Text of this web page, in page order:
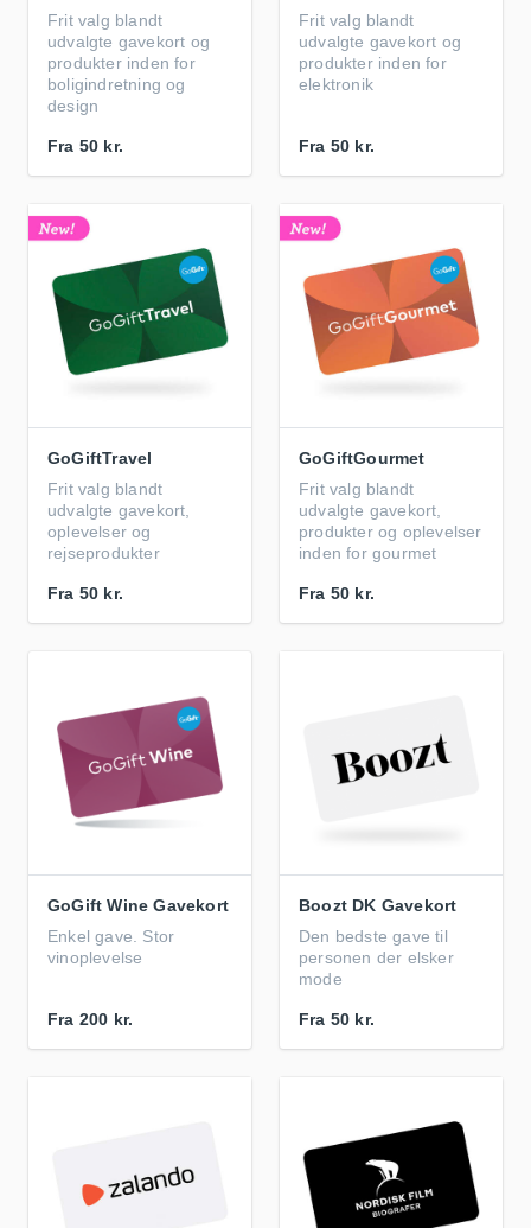
Frit valg blandt
udvalgte gavekort og
produkter inden for
boligindretning og
design
Fra 50 kr.
Frit valg blandt
udvalgte gavekort og
produkter inden for
elektronik
Fra 50 kr.
GoGiftTravel
Frit valg blandt
udvalgte gavekort,
oplevelser og
rejseprodukter
Fra 50 kr.
GoGiftGourmet
Frit valg blandt
udvalgte gavekort,
produkter og oplevelser
inden for gourmet
Fra 50 kr.
GoGift Wine Gavekort
Enkel gave. Stor
vinoplevelse
Fra 200 kr.
Boozt DK Gavekort
Den bedste gave til
personen der elsker
mode
Fra 50 kr.